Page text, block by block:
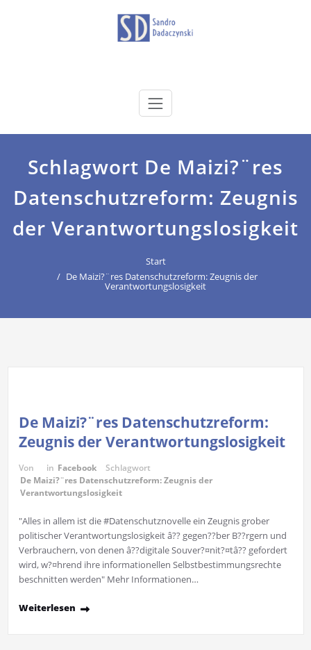
dadaczynski.de
Schlagwort De Maizi?¨res
Datenschutzreform: Zeugnis
der Verantwortungslosigkeit
Start
De Maizi?¨res Datenschutzreform: Zeugnis der
Verantwortungslosigkeit
De Maizi?¨res Datenschutzreform:
Zeugnis der Verantwortungslosigkeit
Von in Facebook
Schlagwort
De Maizi?¨res Datenschutzreform: Zeugnis der
Verantwortungslosigkeit
"Alles in allem ist die #Datenschutznovelle ein Zeugnis grober
politischer Verantwortungslosigkeit â?? gegen??ber B??rgern und
Verbrauchern, von denen â??digitale Souver?¤nit?¤tâ?? gefordert
wird, w?¤hrend ihre informationellen Selbstbestimmungsrechte
beschnitten werden" Mehr Informationen…
Weiterlesen